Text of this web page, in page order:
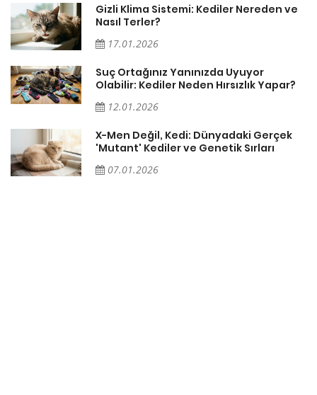
Gizli Klima Sistemi: Kediler Nereden ve
Nasıl Terler?
17.01.2026
Suç Ortağınız Yanınızda Uyuyor
Olabilir: Kediler Neden Hırsızlık Yapar?
12.01.2026
X-Men Değil, Kedi: Dünyadaki Gerçek
'Mutant' Kediler ve Genetik Sırları
07.01.2026